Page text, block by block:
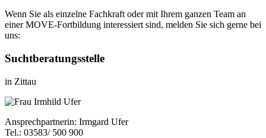
Wenn Sie als einzelne Fachkraft oder mit Ihrem ganzen Team an
einer MOVE-Fortbildung interessiert sind, melden Sie sich gerne bei
uns:
Suchtberatungsstelle
in Zittau
Ansprechpartnerin: Irmgard Ufer
Tel.: 03583/ 500 900